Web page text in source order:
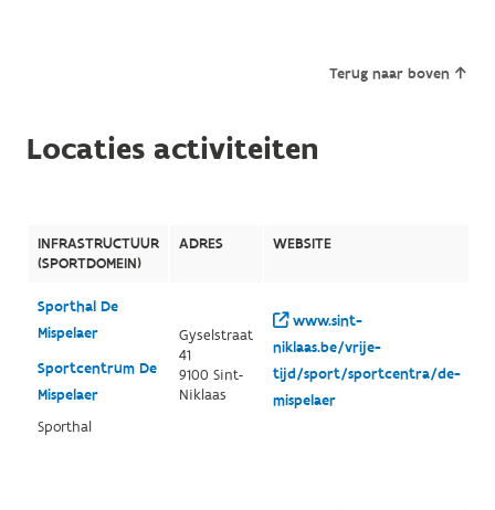
Terug naar boven
Locaties activiteiten
INFRASTRUCTUUR
(SPORTDOMEIN)
ADRES WEBSITE
Sporthal De
Mispelaer
Sportcentrum De
Mispelaer
Sporthal
Gyselstraat
41
9100 Sint-
Niklaas
www.sint-
niklaas.be/vrije-
tijd/sport/sportcentra/de-
mispelaer